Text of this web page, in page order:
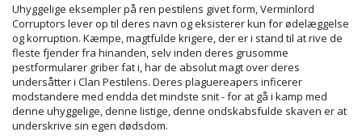
Uhyggelige eksempler på ren pestilens givet form, Verminlord
Corruptors lever op til deres navn og eksisterer kun for ødelæggelse
og korruption. Kæmpe, magtfulde krigere, der er i stand til at rive de
fleste fjender fra hinanden, selv inden deres grusomme
pestformularer griber fat i, har de absolut magt over deres
undersåtter i Clan Pestilens. Deres plaguereapers inficerer
modstandere med endda det mindste snit - for at gå i kamp med
denne uhyggelige, denne listige, denne ondskabsfulde skaven er at
underskrive sin egen dødsdom.